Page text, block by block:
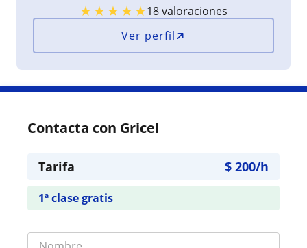
★★★★★18 valoraciones
Ver perfil
Contacta con Gricel
Tarifa $ 200/h
1ª clase gratis